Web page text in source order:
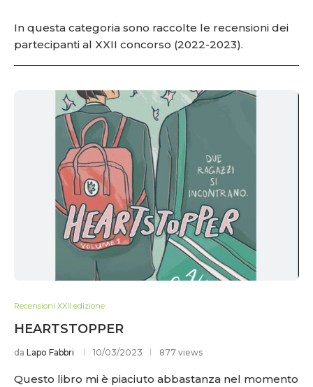
In questa categoria sono raccolte le recensioni dei
partecipanti al XXII concorso (2022-2023).
Recensioni XXII edizione
HEARTSTOPPER
da Lapo Fabbri 10/03/2023 877 views
Questo libro mi è piaciuto abbastanza nel momento